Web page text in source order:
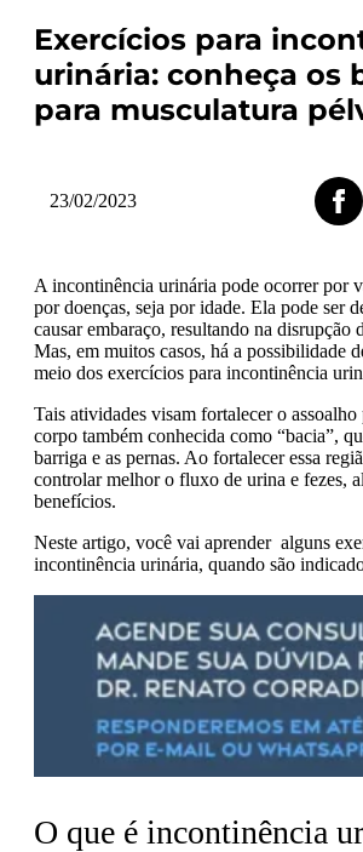
Exercícios para
urinária: conheça os
para musculatura
23/02/2023
A incontinência urinária pode ocorrer por
por doenças, seja por idade. Ela pode ser
causar embaraço, resultando na disrupção
Mas, em muitos casos, há a possibilidade
meio dos exercícios para incontinência
Tais atividades visam fortalecer o
corpo também conhecida como “bacia”,
barriga e as pernas. Ao fortalecer essa
controlar melhor o fluxo de urina e fezes,
benefícios.
Neste artigo, você vai aprender alguns
incontinência urinária, quando são
O que é incontinência